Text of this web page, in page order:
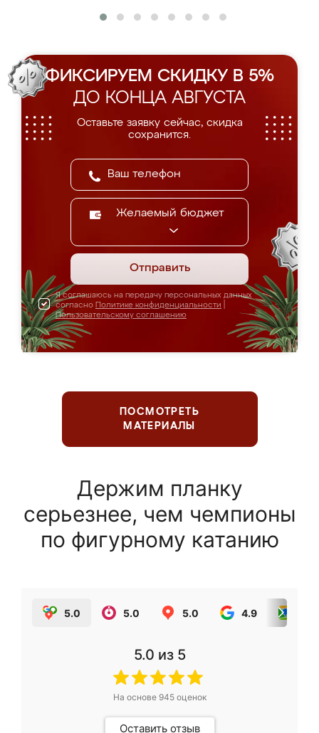
ФИКСИРУЕМ СКИДКУ В 5%
ДО КОНЦА АВГУСТА
Оставьте заявку сейчас, скидка
сохранится.
Желаемый бюджет
Отправить
Я соглашаюсь на передачу персональных данных
согласно Политике конфиденциальности
Пользовательскому соглашению
ПОСМОТРЕТЬ
МАТЕРИАЛЫ
Держим планку
серьезнее, чем чемпионы
по фигурному катанию
5.0 5.0 5.0 4.9
5.0 из 5
На основе 945оценок
Оставить отзыв